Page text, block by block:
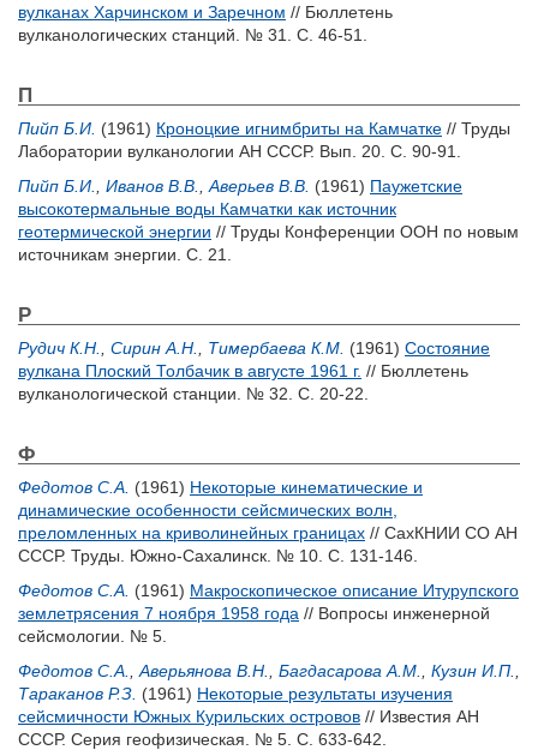
вулканах Харчинском и Заречном // Бюллетень
вулканологических станций. № 31. С. 46-51.
П
Пийп Б.И. (1961) Кроноцкие игнимбриты на Камчатке // Труды
Лаборатории вулканологии АН СССР. Вып. 20. С. 90-91.
Пийп Б.И.
Иванов В.В. Аверьев В.В. (1961) Паужетские
высокотермальные воды Камчатки как источник
геотермической энергии // Труды Конференции ООН по новым
источникам энергии. С. 21.
Р
Рудич К.Н. Сирин А.Н. Тимербаева К.М. (1961) Состояние
вулкана Плоский Толбачик в августе 1961 г. // Бюллетень
вулканологической станции. № 32. С. 20-22.
Ф
Федотов С.А. (1961) Некоторые кинематические и
динамические особенности сейсмических волн,
преломленных на криволинейных границах // СахКНИИ СО АН
СССР. Труды. Южно-Сахалинск. № 10. С. 131-146.
Федотов С.А. (1961) Макроскопическое описание Итурупского
землетрясения 7 ноября 1958 года // Вопросы инженерной
сейсмологии. № 5.
Федотов С.А.
Аверьянова В.Н. Багдасарова А.М. Кузин И.П.
Тараканов Р.З. (1961) Некоторые результаты изучения
сейсмичности Южных Курильских островов // Известия АН
СССР. Серия геофизическая. № 5. С. 633-642.